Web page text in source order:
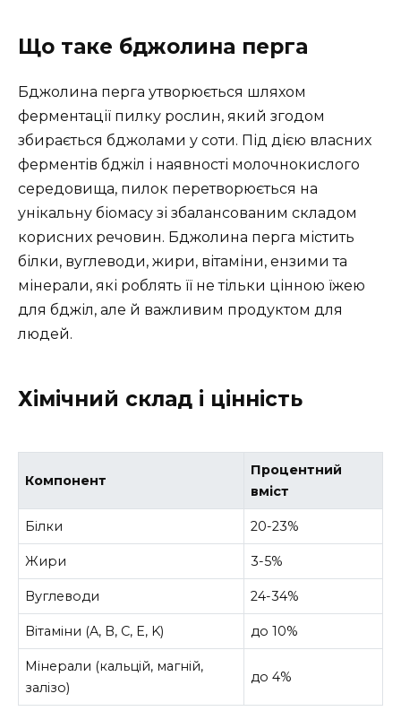
Що таке бджолина перга
Бджолина перга утворюється шляхом
ферментації пилку рослин, який згодом
збирається бджолами у соти. Під дією власних
ферментів бджіл і наявності молочнокислого
середовища, пилок перетворюється на
унікальну біомасу зі збалансованим складом
корисних речовин. Бджолина перга містить
білки, вуглеводи, жири, вітаміни, ензими та
мінерали, які роблять її не тільки цінною їжею
для бджіл, але й важливим продуктом для
людей.
Хімічний склад і цінність
Компонент
Процентний
вміст
Білки 20-23%
Жири 3-5%
Вуглеводи 24-34%
Вітаміни (A, B, C, E, K) до 10%
Мінерали (кальцій, магній,
залізо)
до 4%